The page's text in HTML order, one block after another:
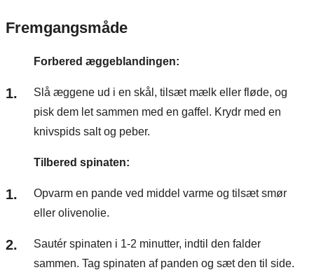
Fremgangsmåde
Forbered æggeblandingen:
Slå æggene ud i en skål, tilsæt mælk eller fløde, og
pisk dem let sammen med en gaffel. Krydr med en
knivspids salt og peber.
Tilbered spinaten:
Opvarm en pande ved middel varme og tilsæt smør
eller olivenolie.
Sautér spinaten i 1-2 minutter, indtil den falder
sammen. Tag spinaten af panden og sæt den til side.